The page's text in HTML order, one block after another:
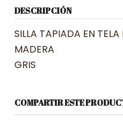
DESCRIPCIÓN
SILLA TAPIADA EN
MADERA
GRIS
COMPARTIR ESTE